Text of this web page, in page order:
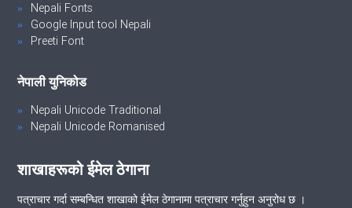
Nepali Fonts
Google Input tool Nepali
Preeti Font
नेपाली युनिकोड
Nepali Unicode Traditional
Nepali Unicode Romanised
शाखाहरूको ईमेल ठेगाना
पत्राचार गर्दा सम्बन्धित शाखाको ईमेल ठेगानामा पत्राचार गर्नुहुन अनुरोध छ ।